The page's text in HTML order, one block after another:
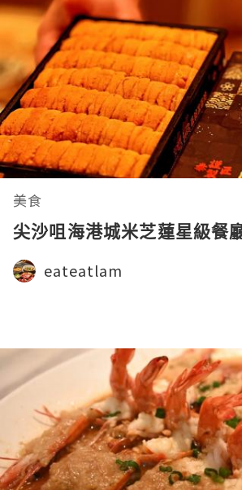
美食
尖沙咀海港城米芝蓮星級餐
eateatlam